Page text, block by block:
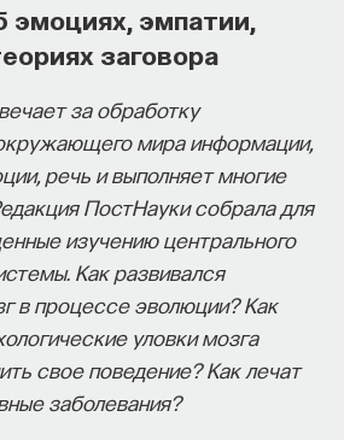
эмоциях, эмпатии,
заговора
за обработку
мира информации,
речь и выполняет многие
ПостНауки собрала для
изучению центрального
Как развивался
в процессе эволюции? Как
уловки мозга
свое поведение? Как лечат
заболевания?
мы тратим на сон,
важный и таинственный
Какую роль играет
жизни человека? Что
пока мы спим: какие циклы
механизмы задействованы?
чтобы за ночь наши ресурсы
просыпались отдохнувшими.
Фаликман о драконе
очках»
воздействием